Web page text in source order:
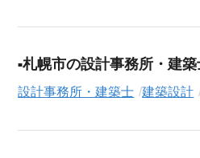
この建築設計の求人にご興味をお
は相談から始めたい」という方も、
札幌市の設計事務所・建
設計事務所・建築士 建築設計